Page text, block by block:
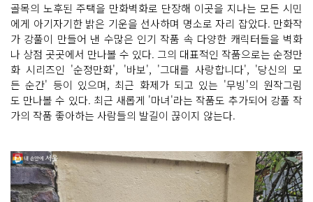
골목의 노후된 주택을 만화벽화로 단장해 이곳을 지나는 모든 시민
에게 아기자기한 밝은 기운을 선사하며 명소로 자리 잡았다. 만화작
가 강풀이 만들어 낸 수많은 인기 작품 속 다양한 캐릭터들을 벽화
나 상점 곳곳에서 만나볼 수 있다. 그의 대표적인 작품으로는 순정만
화 시리즈인 '순정만화', '바보', '그대를 사랑합니다', '당신의 모
든 순간' 등이 있으며, 최근 화제가 되고 있는 '무빙'의 원작그림
도 만나볼 수 있다. 최근 새롭게 '마녀'라는 작품도 추가되어 강풀 작
가의 작품 좋아하는 사람들의 발길이 끊이지 않는다.